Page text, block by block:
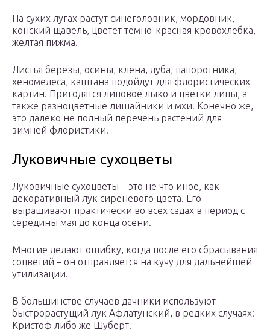
На сухих лугах растут синеголовник, мордовник,
конский щавель, цветет темно-красная кровохлебка,
желтая пижма.
Листья березы, осины, клена, дуба, папоротника,
хеномелеса, каштана подойдут для флористических
картин. Пригодятся липовое лыко и цветки липы, а
также разноцветные лишайники и мхи. Конечно же,
это далеко не полный перечень растений для
зимней флористики.
Луковичные сухоцветы
Луковичные сухоцветы – это не что иное, как
декоративный лук сиреневого цвета. Его
выращивают практически во всех садах в период с
середины мая до конца осени.
Многие делают ошибку, когда после его сбрасывания
соцветий – он отправляется на кучу для дальнейшей
утилизации.
В большинстве случаев дачники используют
быстрорастущий лук Афлатунский, в редких случаях:
Кристоф либо же Шуберт.